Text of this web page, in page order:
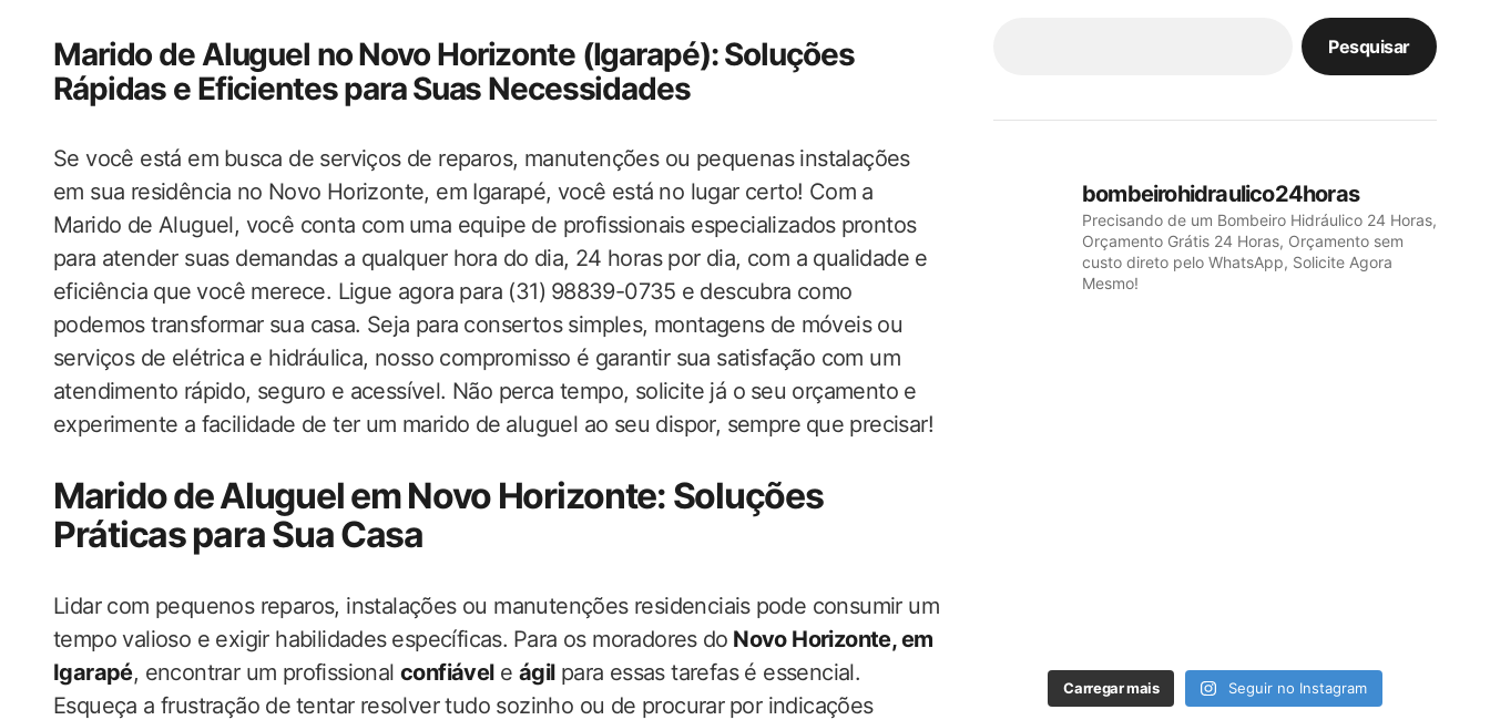
Marido de Aluguel no Novo Horizonte (Igarapé): Soluções
Rápidas e Eficientes para ⁤Suas Necessidades
Se você está em ⁣busca ‌de serviços de reparos,‌ manutenções ou pequenas instalações
em sua residência ⁣no ‌Novo Horizonte, em Igarapé, você está⁤ no lugar certo! Com‌ a
Marido de Aluguel, ​você conta ​com ⁢uma​ equipe ‌de profissionais especializados⁢ prontos
para atender suas demandas ​a qualquer ⁣hora do dia, 24 horas‍ por dia, com a qualidade e
eficiência que ⁤você merece. Ligue agora para (31) ⁣98839-0735 ⁣e descubra como
podemos ​transformar sua casa. Seja para ⁤consertos simples, montagens de⁤ móveis ou
serviços de elétrica e hidráulica, nosso compromisso é garantir ‌sua satisfação com​ um
atendimento rápido, seguro e acessível. Não perca tempo, solicite já o⁢ seu orçamento e
experimente a facilidade de ter um marido de ⁢aluguel ao seu dispor, sempre ⁣que precisar!
Marido de Aluguel em Novo Horizonte: Soluções
Práticas para Sua Casa
Lidar com pequenos reparos, instalações ou manutenções residenciais⁣ pode consumir um
tempo valioso e exigir habilidades⁢ específicas.⁢ Para os moradores ⁤do⁢ Novo ‌Horizonte, ‍em
Igarapé, encontrar um profissionalconfiávele ágil‍para essas tarefas é essencial.
Esqueça ​a frustração de ⁤tentar resolver tudo sozinho ou ‍de procurar⁣ por indicações
Pesquisar
bombeirohidraulico24horas
Precisando de um Bombeiro Hidráulico 24 Horas,
Orçamento Grátis 24 Horas, Orçamento sem
custo direto pelo WhatsApp, Solicite Agora
Mesmo!
Carregar mais Seguir no Instagram